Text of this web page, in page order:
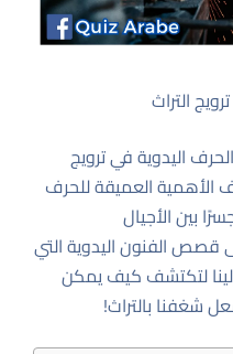
التراث
اليدوية في ترويج
الأهمية العميقة للحرف
بين الأجيال
الفنون اليدوية التي
إلينا لتكتشف كيف يمكن
شغفنا بالتراث!